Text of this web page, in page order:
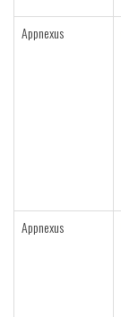
Appnexus
Appnexus